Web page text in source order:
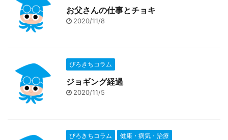
お父さんの仕事とチョキ
2020/11/8
ぴろきちコラム
ジョギング経過
2020/11/5
ぴろきちコラム 健康・病気・治療